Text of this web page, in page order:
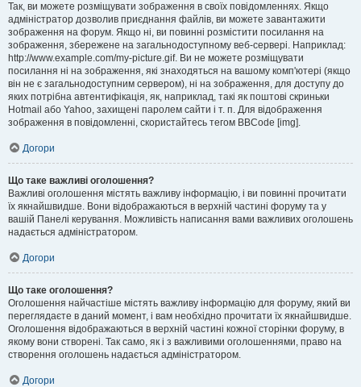
Так, ви можете розміщувати зображення в своїх повідомленнях. Якщо
адміністратор дозволив приєднання файлів, ви можете завантажити
зображення на форум. Якщо ні, ви повинні розмістити посилання на
зображення, збережене на загальнодоступному веб-сервері. Наприклад:
http://www.example.com/my-picture.gif. Ви не можете розміщувати
посилання ні на зображення, які знаходяться на вашому комп'ютері (якщо
він не є загальнодоступним сервером), ні на зображення, для доступу до
яких потрібна автентифікація, як, наприклад, такі як поштові скриньки
Hotmail або Yahoo, захищені паролем сайти і т. п. Для відображення
зображення в повідомленні, скористайтесь тегом BBCode [img].
Догори
Що таке важливі оголошення?
Важливі оголошення містять важливу інформацію, і ви повинні прочитати
їх якнайшвидше. Вони відображаються в верхній частині форуму та у
вашій Панелі керування. Можливість написання вами важливих оголошень
надається адміністратором.
Догори
Що таке оголошення?
Оголошення найчастіше містять важливу інформацію для форуму, який ви
переглядаєте в даний момент, і вам необхідно прочитати їх якнайшвидше.
Оголошення відображаються в верхній частині кожної сторінки форуму, в
якому вони створені. Так само, як і з важливими оголошеннями, право на
створення оголошень надається адміністратором.
Догори